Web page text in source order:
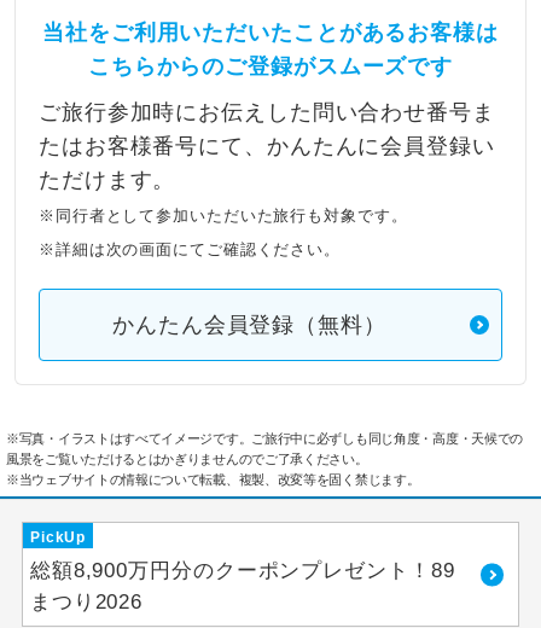
当社をご利用いただいたことがあるお客様は
こちらからのご登録がスムーズです
ご旅行参加時にお伝えした問い合わせ番号ま
たはお客様番号にて、かんたんに会員登録い
ただけます。
※同行者として参加いただいた旅行も対象です。
※詳細は次の画面にてご確認ください。
かんたん会員登録（無料）
※写真・イラストはすべてイメージです。ご旅行中に必ずしも同じ角度・高度・天候での
風景をご覧いただけるとはかぎりませんのでご了承ください。
※当ウェブサイトの情報について転載、複製、改変等を固く禁じます。
PickUp
総額8,900万円分のクーポンプレゼント！89
まつり2026